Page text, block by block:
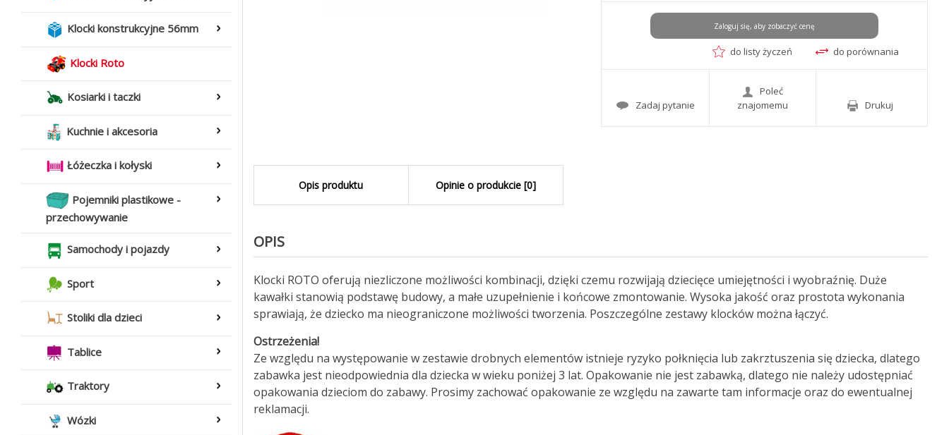
Klocki konstrukcyjne 56mm
Klocki Roto
Kosiarki i taczki
Kuchnie i akcesoria
Łóżeczka i kołyski
Pojemniki plastikowe -
przechowywanie
Samochody i pojazdy
Sport
Stoliki dla dzieci
Tablice
Traktory
Wózki
Zaloguj się, aby zobaczyć cenę
do listy życzeń do porównania
Zadaj pytanie
Poleć
znajomemu
Drukuj
Opis produktu Opinie o produkcie [0]
OPIS
Klocki ROTO oferują niezliczone możliwości kombinacji, dzięki czemu rozwijają dziecięce umiejętności i wyobraźnię. Duże
kawałki stanowią podstawę budowy, a małe uzupełnienie i końcowe zmontowanie. Wysoka jakość oraz prostota wykonania
sprawiają, że dziecko ma nieograniczone możliwości tworzenia. Poszczególne zestawy klocków można łączyć.
Ostrzeżenia!
Ze względu na występowanie w zestawie drobnych elementów istnieje ryzyko połknięcia lub zakrztuszenia się dziecka, dlatego
zabawka jest nieodpowiednia dla dziecka w wieku poniżej 3 lat. Opakowanie nie jest zabawką, dlatego nie należy udostępniać
opakowania dzieciom do zabawy. Prosimy zachować opakowanie ze względu na zawarte tam informacje oraz do ewentualnej
reklamacji.